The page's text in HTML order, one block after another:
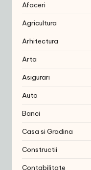
Afaceri
Agricultura
Arhitectura
Arta
Asigurari
Auto
Banci
Casa si Gradina
Constructii
Contabilitate